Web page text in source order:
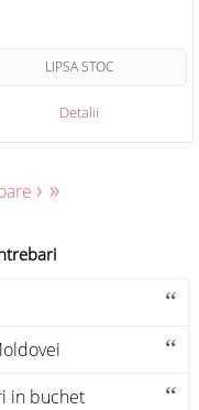
Detalii
LIPSA STOC
› »
in buchet